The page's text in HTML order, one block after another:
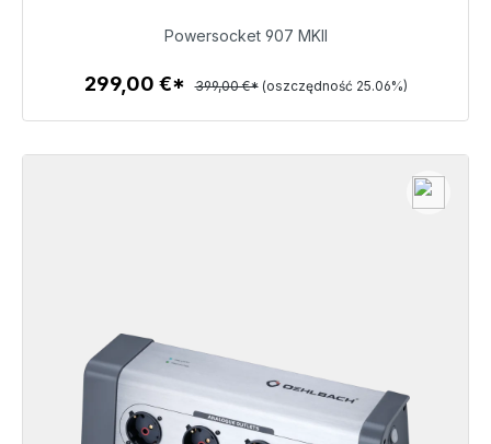
299,00 €
Szczegóły
Powersocket 907 MKII
299,00 €* 399,00 €* (oszczędność 25.06%)